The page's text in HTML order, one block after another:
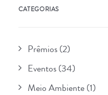
CATEGORIAS
Prêmios(2)
Eventos(34)
Meio Ambiente(1)